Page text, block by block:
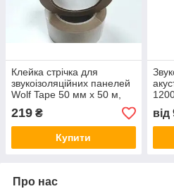
Клейка стрічка для
звукоізоляційних панелей
Wolf Tape 50 мм х 50 м,
219 ₴
Купити
від
Про нас